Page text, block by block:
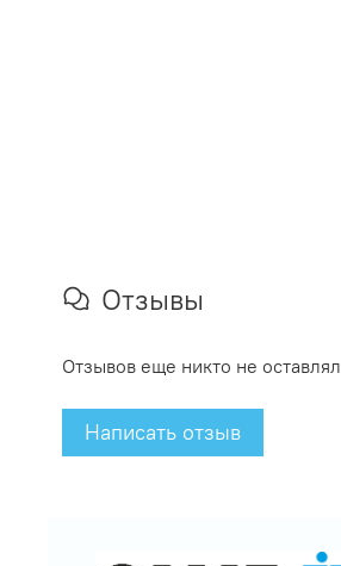
Отзывы
Отзывов еще никто не оставлял
Написать отзыв